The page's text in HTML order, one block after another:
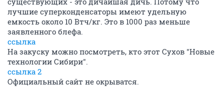
лучшие суперконденсаторы имеют удельную
емкость около 10 Втч/кг. Это в 1000 раз меньше
заявленного блефа.
ссылка
На закуску можно посмотреть, кто этот Сухов "Новые
технологии Сибири".
ссылка 2
Официальный сайт не окрыватся.